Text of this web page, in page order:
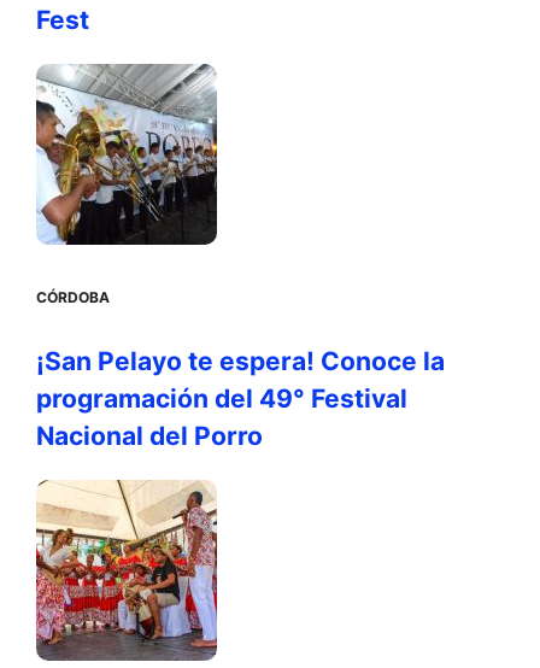
Fest
CÓRDOBA
¡San Pelayo te espera! Conoce la
programación del 49° Festival
Nacional del Porro